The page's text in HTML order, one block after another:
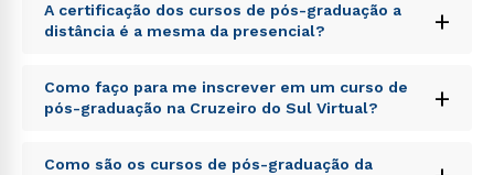
A certificação dos cursos de pós-graduação a
distância é a mesma da presencial?
+
Sed ut perspiciatis unde omnis iste natus error sit
voluptatem accusantium doloremque laudantium,
totam rem aperiam, eaque ipsa quae ab illo inventore
explicabo. Nemo enim ipsam voluptatem quia
Como faço para me inscrever em um curso de
pós-graduação na Cruzeiro do Sul Virtual?
+
Sed ut perspiciatis unde omnis iste natus error sit
Como são os cursos de pós-graduação da
Estou de acordo com aPolítica de Privacidade.e
autorizo que meus dados sejam utilizados para o